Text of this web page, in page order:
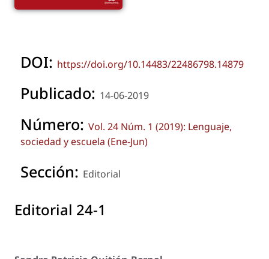
DOI: https://doi.org/10.14483/22486798.14879
Publicado: 14-06-2019
Número: Vol. 24 Núm. 1 (2019): Lenguaje,
sociedad y escuela (Ene-Jun)
Sección: Editorial
Editorial 24-1